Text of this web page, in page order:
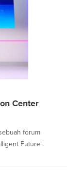
Center
forum
Future".